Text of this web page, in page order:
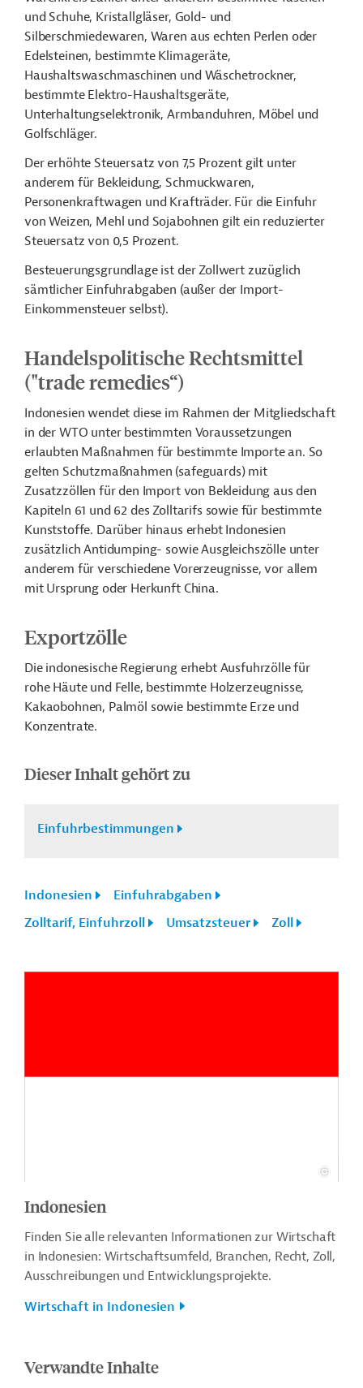
und Schuhe, Kristallgläser, Gold- und
Silberschmiedewaren, Waren aus echten Perlen oder
Edelsteinen, bestimmte Klimageräte,
Haushaltswaschmaschinen und Wäschetrockner,
bestimmte Elektro-Haushaltsgeräte,
Unterhaltungselektronik, Armbanduhren, Möbel und
Golfschläger.
Der erhöhte Steuersatz von 7,5 Prozent gilt unter
anderem für Bekleidung, Schmuckwaren,
Personenkraftwagen und Krafträder. Für die Einfuhr
von Weizen, Mehl und Sojabohnen gilt ein reduzierter
Steuersatz von 0,5 Prozent.
Besteuerungsgrundlage ist der Zollwert zuzüglich
sämtlicher Einfuhrabgaben (außer der Import-
Einkommensteuer selbst).
Handelspolitische Rechtsmittel
("trade remedies“)
Indonesien wendet diese im Rahmen der Mitgliedschaft
in der WTO unter bestimmten Voraussetzungen
erlaubten Maßnahmen für bestimmte Importe an. So
gelten Schutzmaßnahmen (safeguards) mit
Zusatzzöllen für den Import von Bekleidung aus den
Kapiteln 61 und 62 des Zolltarifs sowie für bestimmte
Kunststoffe. Darüber hinaus erhebt Indonesien
zusätzlich Antidumping- sowie Ausgleichszölle unter
anderem für verschiedene Vorerzeugnisse, vor allem
mit Ursprung oder Herkunft China.
Exportzölle
Die indonesische Regierung erhebt Ausfuhrzölle für
rohe Häute und Felle, bestimmte Holzerzeugnisse,
Kakaobohnen, Palmöl sowie bestimmte Erze und
Konzentrate.
Dieser Inhalt gehört zu
Einfuhrbestimmungen
Indonesien
Einfuhrabgaben
Zolltarif, Einfuhrzoll
Umsatzsteuer Zoll
Indonesien
Finden Sie alle relevanten Informationen zur Wirtschaft
in Indonesien: Wirtschaftsumfeld, Branchen, Recht, Zoll,
Ausschreibungen und Entwicklungsprojekte.
Wirtschaft in Indonesien
Verwandte Inhalte